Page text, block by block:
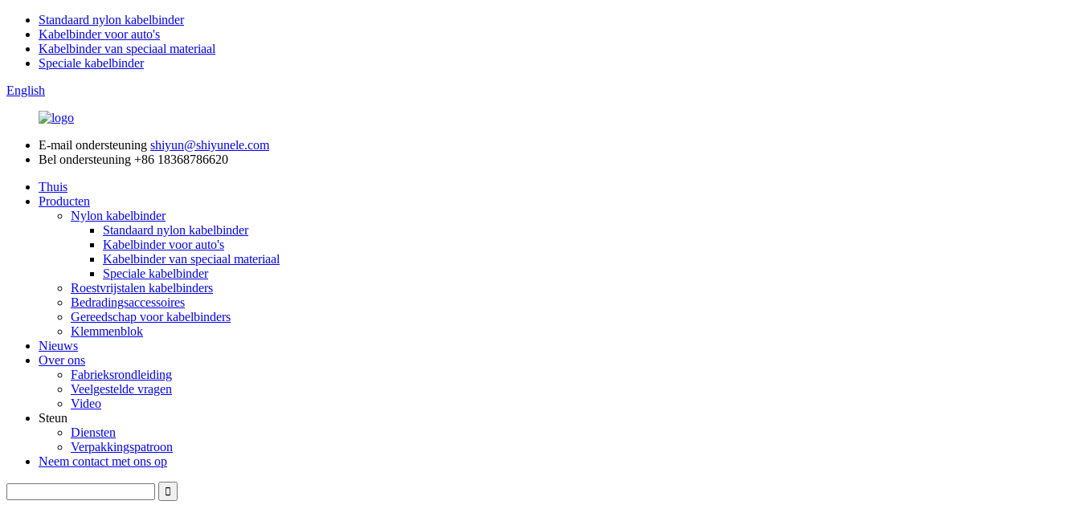
Standaard nylon kabelbinder
Kabelbinder voor auto's
Kabelbinder van speciaal materiaal
Speciale kabelbinder
English
E-mail ondersteuning shiyun@shiyunele.com
Bel ondersteuning +86 18368786620
Thuis
Producten
Nylon kabelbinder
Standaard nylon kabelbinder
Kabelbinder voor auto's
Kabelbinder van speciaal materiaal
Speciale kabelbinder
Roestvrijstalen kabelbinders
Bedradingsaccessoires
Gereedschap voor kabelbinders
Klemmenblok
Nieuws
Over ons
Fabrieksrondleiding
Veelgestelde vragen
Video
Steun
Diensten
Verpakkingspatroon
Neem contact met ons op